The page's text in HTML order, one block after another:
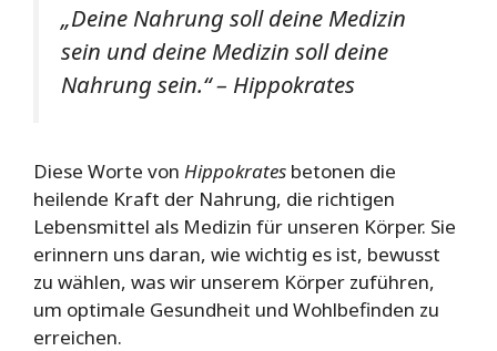
„Deine Nahrung soll deine Medizin
sein und deine Medizin soll deine
Nahrung sein.“ – Hippokrates
Diese Worte von Hippokrates betonen die
heilende Kraft der Nahrung, die richtigen
Lebensmittel als Medizin für unseren Körper. Sie
erinnern uns daran, wie wichtig es ist, bewusst
zu wählen, was wir unserem Körper zuführen,
um optimale Gesundheit und Wohlbefinden zu
erreichen.